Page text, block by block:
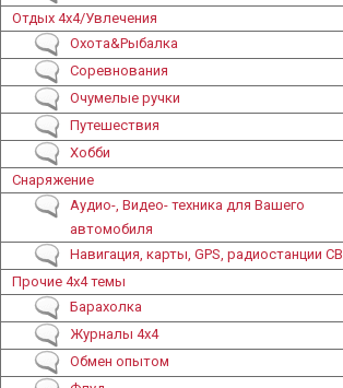
No new posts
Отдых 4х4/Увлечения
No new posts
Охота&Рыбалка
No new posts
Соревнования
No new posts
Очумелые ручки
No new posts
Путешествия
No new posts
Хобби
No new posts
Снаряжение
No new posts
Аудио-, Видео- техника для Вашего
автомобиля
No new posts
Навигация, карты, GPS, радиостанции CB
No new posts
Прочие 4х4 темы
No new posts
Барахолка
No new posts
Журналы 4x4
No new posts
Обмен опытом